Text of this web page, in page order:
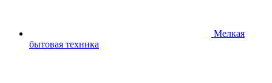
Мелкая
бытовая техника